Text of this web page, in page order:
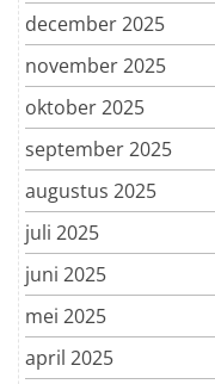
december 2025
november 2025
oktober 2025
september 2025
augustus 2025
juli 2025
juni 2025
mei 2025
april 2025